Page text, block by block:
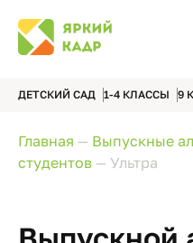
ДЕТСКИЙ САД 1-4 КЛАССЫ 9
Главная — Выпускные
студентов — Ультра